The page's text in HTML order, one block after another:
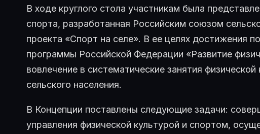
В ходе круглого стола участникам была
спорта, разработанная Российским союзом
проекта «Спорт на селе». В ее целях достижения
программы Российской Федерации «Развитие
вовлечение в систематические занятия
сельского населения.
В Концепции поставлены следующие задачи:
управления физической культурой и спортом,